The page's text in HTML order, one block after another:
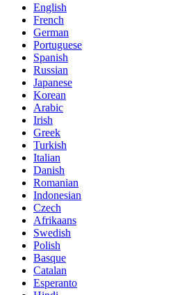
English
French
German
Portuguese
Spanish
Russian
Japanese
Korean
Arabic
Irish
Greek
Turkish
Italian
Danish
Romanian
Indonesian
Czech
Afrikaans
Swedish
Polish
Basque
Catalan
Esperanto